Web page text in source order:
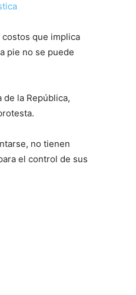
que implica
pie no se puede
la República,
no tienen
el control de sus